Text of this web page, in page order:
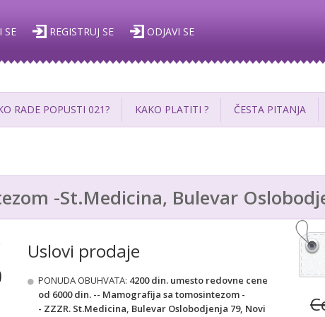
SE REGISTRUJ SE ODJAVI SE
RADE POPUSTI 021? KAKO PLATITI ? ČESTA PITANJA
-St.Medicina, Bulevar
Uslovi prodaje
PONUDA OBUHVATA: 4200 din. umesto redovne cene
od 6000 din. -- Mamografija sa tomosintezom -
- ZZZR. St.Medicina, Bulevar Oslobodjenja 79, Novi